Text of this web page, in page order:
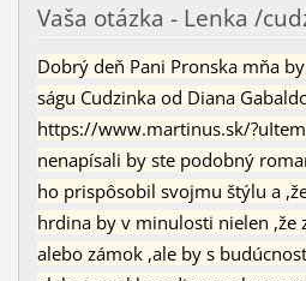
Vaša otázka - Lenka /
Dobrý deň Pani Pronska mňa
ságu Cudzinka od Diana
https://www.martinus.sk/
nenapísali by ste podobný
ho prispôsobil svojmu štýlu a
hrdina by v minulosti nielen ,že
alebo zámok ,ale by s